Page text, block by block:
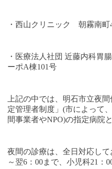
・西山クリニック 朝霧南町
・医療法人社団 近藤内科胃
ーポA棟101号
上記の中では、明石市立夜
定管理者制度」 (市によって
間事業者やNPO)の指定病院
夜間の診療は、全日対応し
～翌6 ： 00まで、小児科21 ：